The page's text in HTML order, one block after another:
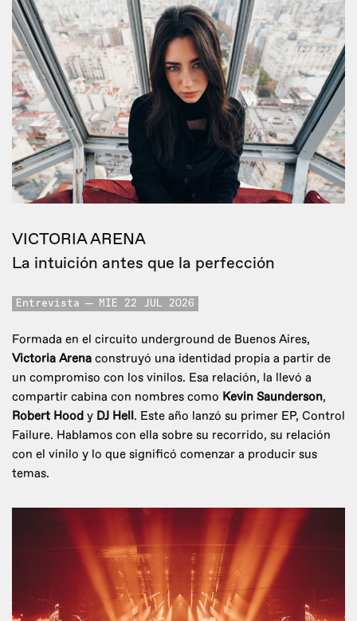
VICTORIA ARENA
La intuición antes que la perfección
Entrevista MIE 22 JUL 2026
Formada en el circuito underground de Buenos Aires,
Victoria Arena construyó una identidad propia a partir de
un compromiso con los vinilos. Esa relación, la llevó a
compartir cabina con nombres como Kevin Saunderson,
Robert Hood y DJ Hell. Este año lanzó su primer EP, Control
Failure. Hablamos con ella sobre su recorrido, su relación
con el vinilo y lo que significó comenzar a producir sus
temas.